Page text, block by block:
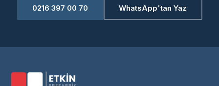
0216 397 00 70 WhatsApp'tan Yaz